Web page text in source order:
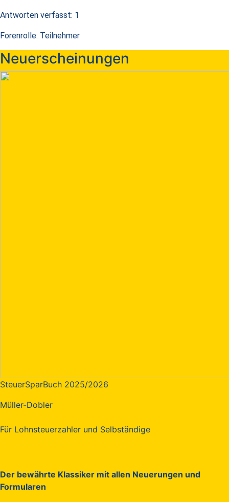
Antworten verfasst: 1
Forenrolle: Teilnehmer
Neuerscheinungen
SteuerSparBuch 2025/2026
Müller-Dobler
Für Lohnsteuerzahler und Selbständige
Der bewährte Klassiker mit allen Neuerungen und
Formularen